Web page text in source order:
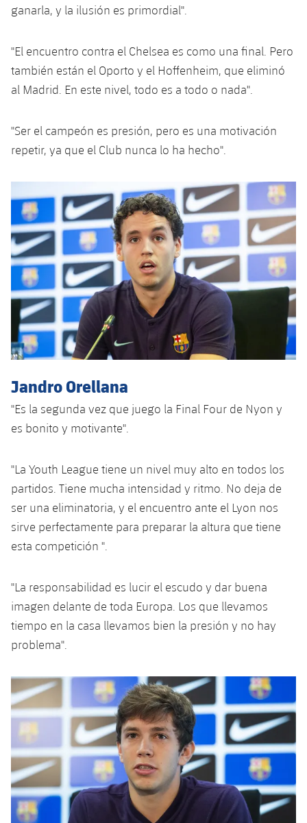
ganarla, y la ilusión es primordial".
"El encuentro contra el Chelsea es como una final. Pero
también están el Oporto y el Hoffenheim, que eliminó
al Madrid. En este nivel, todo es a todo o nada".
"Ser el campeón es presión, pero es una motivación
repetir, ya que el Club nunca lo ha hecho".
Jandro Orellana
"Es la segunda vez que juego la Final Four de Nyon y
es bonito y motivante".
"La Youth League tiene un nivel muy alto en todos los
partidos. Tiene mucha intensidad y ritmo. No deja de
ser una eliminatoria, y el encuentro ante el Lyon nos
sirve perfectamente para preparar la altura que tiene
esta competición ".
"La responsabilidad es lucir el escudo y dar buena
imagen delante de toda Europa. Los que llevamos
tiempo en la casa llevamos bien la presión y no hay
problema".